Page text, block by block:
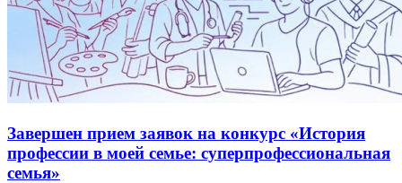
Завершен прием заявок на конкурс «История
профессии в моей семье: суперпрофессиональная
семья»